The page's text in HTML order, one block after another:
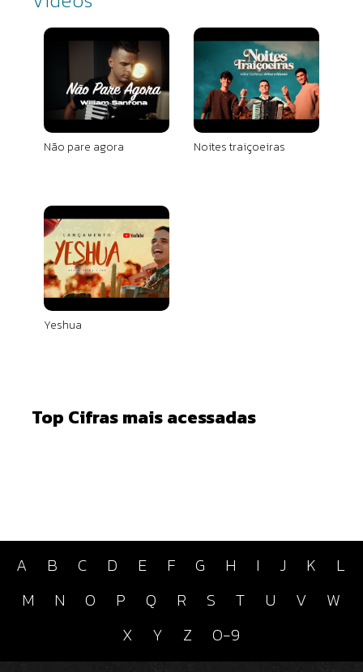
Não pare agora Noites traiçoeiras
Yeshua
Top Cifras mais acessadas
A B C D E F G H I J K
L
M
N O P Q R S T U V
W
X
Y Z 0-9